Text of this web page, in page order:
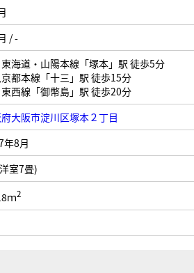
/ -
東海道・山陽本線「塚本」駅 徒歩5分
都本線「十三」駅 徒歩15分
東西線「御幣島」駅 徒歩20分
大阪市淀川区塚本２丁目
年8月
室7畳)
ｍ2